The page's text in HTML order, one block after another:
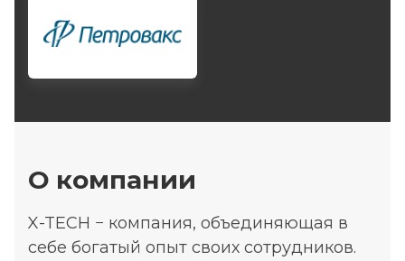
О компании
X-TECH − компания, объединяющая в
себе богатый опыт своих сотрудников.